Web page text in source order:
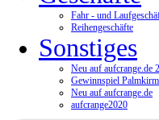
Fahr - und
Reihengeschäfte
Sonstiges
Neu auf aufcrange.de
Gewinnspiel
Neu auf aufcrange.de
aufcrange2020